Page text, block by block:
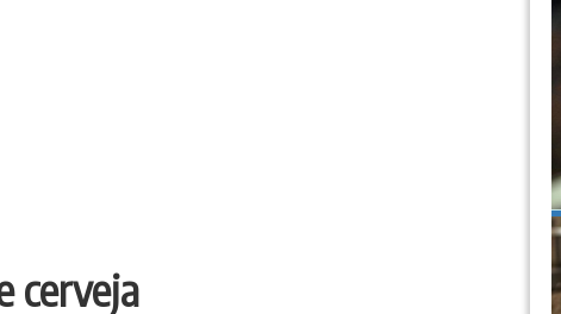
cerveja